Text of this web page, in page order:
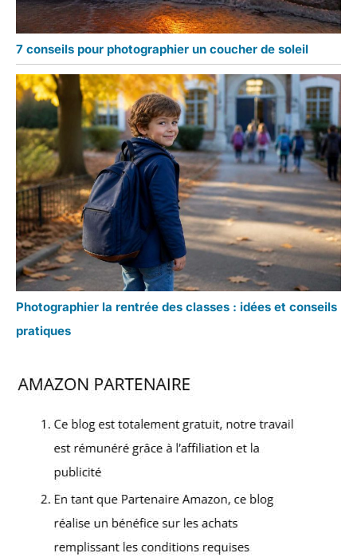
7 conseils pour photographier un coucher de soleil
Photographier la rentrée des classes : idées et conseils
pratiques